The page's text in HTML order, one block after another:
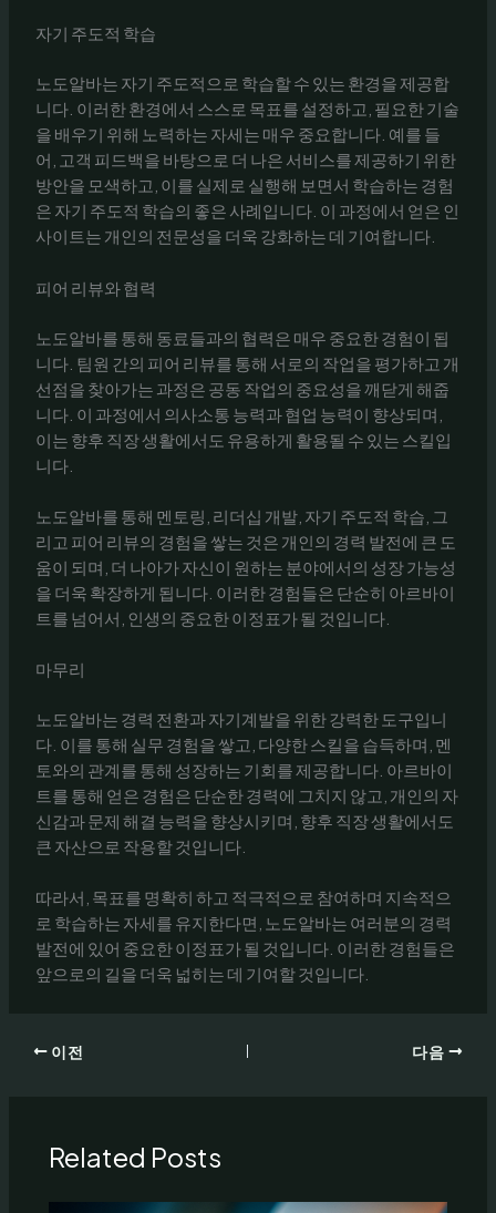
자기 주도적 학습
노도알바는 자기 주도적으로 학습할 수 있는 환경을 제공합
니다. 이러한 환경에서 스스로 목표를 설정하고, 필요한 기술
을 배우기 위해 노력하는 자세는 매우 중요합니다. 예를 들
어, 고객 피드백을 바탕으로 더 나은 서비스를 제공하기 위한
방안을 모색하고, 이를 실제로 실행해 보면서 학습하는 경험
은 자기 주도적 학습의 좋은 사례입니다. 이 과정에서 얻은 인
사이트는 개인의 전문성을 더욱 강화하는 데 기여합니다.
피어 리뷰와 협력
노도알바를 통해 동료들과의 협력은 매우 중요한 경험이 됩
니다. 팀원 간의 피어 리뷰를 통해 서로의 작업을 평가하고 개
선점을 찾아가는 과정은 공동 작업의 중요성을 깨닫게 해줍
니다. 이 과정에서 의사소통 능력과 협업 능력이 향상되며,
이는 향후 직장 생활에서도 유용하게 활용될 수 있는 스킬입
니다.
노도알바를 통해 멘토링, 리더십 개발, 자기 주도적 학습, 그
리고 피어 리뷰의 경험을 쌓는 것은 개인의 경력 발전에 큰 도
움이 되며, 더 나아가 자신이 원하는 분야에서의 성장 가능성
을 더욱 확장하게 됩니다. 이러한 경험들은 단순히 아르바이
트를 넘어서, 인생의 중요한 이정표가 될 것입니다.
마무리
노도알바는 경력 전환과 자기계발을 위한 강력한 도구입니
다. 이를 통해 실무 경험을 쌓고, 다양한 스킬을 습득하며, 멘
토와의 관계를 통해 성장하는 기회를 제공합니다. 아르바이
트를 통해 얻은 경험은 단순한 경력에 그치지 않고, 개인의 자
신감과 문제 해결 능력을 향상시키며, 향후 직장 생활에서도
큰 자산으로 작용할 것입니다.
따라서, 목표를 명확히 하고 적극적으로 참여하며 지속적으
로 학습하는 자세를 유지한다면, 노도알바는 여러분의 경력
발전에 있어 중요한 이정표가 될 것입니다. 이러한 경험들은
앞으로의 길을 더욱 넓히는 데 기여할 것입니다.
이전 다음
Related Posts